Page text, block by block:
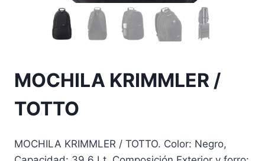
MOCHILA KRIMMLER /
TOTTO
MOCHILA KRIMMLER / TOTTO. Color: Negro,